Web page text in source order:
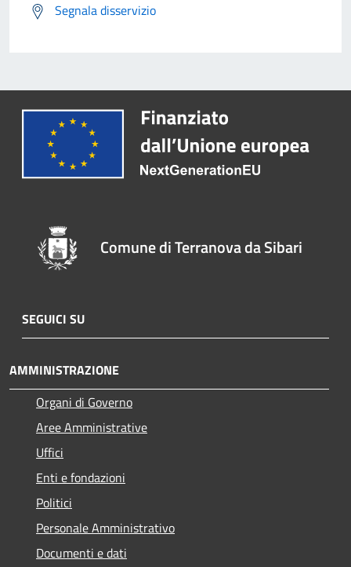
Segnala disservizio
Comune di Terranova da Sibari
SEGUICI SU
AMMINISTRAZIONE
Organi di Governo
Aree Amministrative
Uffici
Enti e fondazioni
Politici
Personale Amministrativo
Documenti e dati